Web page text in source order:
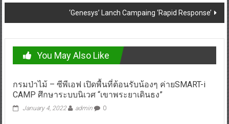
‘Genesys’ Lanch Campaing ‘Rapid Response’
You May Also Like
กรมป่าไม้ – ซีพีเอฟ เปิดพื้นที่ต้อนรับน้องๆ ค่ายSMART-i
CAMP ศึกษาระบบนิเวศ “เขาพระยาเดินธง”
January 4, 2022 admin 0